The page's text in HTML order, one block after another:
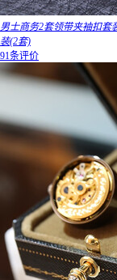
男士商务2套领带夹袖扣套
装(2套)
91条评价